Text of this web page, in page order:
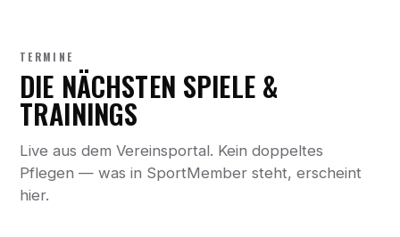
TERMINE
DIE NÄCHSTEN SPIELE &
TRAININGS
Live aus dem Vereinsportal. Kein doppeltes
Pflegen — was in SportMember steht, erscheint
hier.